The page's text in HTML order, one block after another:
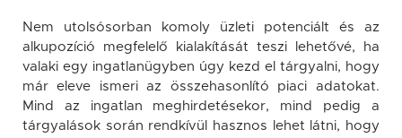
Nem utolsósorban komoly üzleti potenciált és az
alkupozíció megfelelő kialakítását teszi lehetővé, ha
valaki egy ingatlanügyben úgy kezd el tárgyalni, hogy
már eleve ismeri az összehasonlító piaci adatokat.
Mind az ingatlan meghirdetésekor, mind pedig a
tárgyalások során rendkívül hasznos lehet látni, hogy